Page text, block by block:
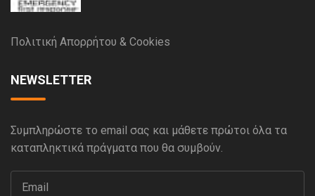
Πολιτική Απορρήτου & Cookies
NEWSLETTER
Συμπληρώστε το email σας και μάθετε πρώτοι όλα τα
καταπληκτικά πράγματα που θα συμβούν.